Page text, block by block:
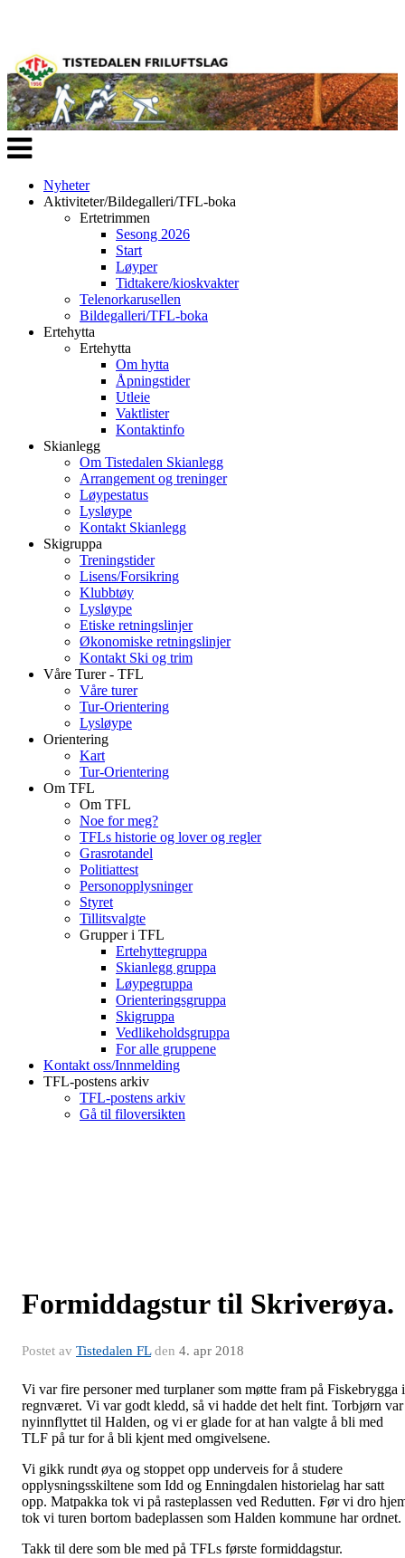
Veksle
navigasjon
Nyheter
Aktiviteter/Bildegalleri/TFL-boka
Ertetrimmen
Sesong 2026
Start
Løyper
Tidtakere/kioskvakter
Telenorkarusellen
Bildegalleri/TFL-boka
Ertehytta
Ertehytta
Om hytta
Åpningstider
Utleie
Vaktlister
Kontaktinfo
Skianlegg
Om Tistedalen Skianlegg
Arrangement og treninger
Løypestatus
Lysløype
Kontakt Skianlegg
Skigruppa
Treningstider
Lisens/Forsikring
Klubbtøy
Lysløype
Etiske retningslinjer
Økonomiske retningslinjer
Kontakt Ski og trim
Våre Turer - TFL
Våre turer
Tur-Orientering
Lysløype
Orientering
Kart
Tur-Orientering
Om TFL
Om TFL
Noe for meg?
TFLs historie og lover og regler
Grasrotandel
Politiattest
Personopplysninger
Styret
Tillitsvalgte
Grupper i TFL
Ertehyttegruppa
Skianlegg gruppa
Løypegruppa
Orienteringsgruppa
Skigruppa
Vedlikeholdsgruppa
For alle gruppene
Kontakt oss/Innmelding
TFL-postens arkiv
TFL-postens arkiv
Gå til filoversikten
Formiddagstur til Skriverøya.
Postet av Tistedalen FLden 4. apr 2018
Vi var fire personer med turplaner som møtte fram på Fiskebrygga i
regnværet. Vi var godt kledd, så vi hadde det helt fint. Torbjørn var
nyinnflyttet til Halden, og vi er glade for at han valgte å bli med
TLF på tur for å bli kjent med omgivelsene.
Vi gikk rundt øya og stoppet opp underveis for å studere
opplysningsskiltene som Idd og Enningdalen historielag har satt
opp. Matpakka tok vi på rasteplassen ved Redutten. Før vi dro
tok vi turen bortom badeplassen som Halden kommune har ordnet.
Takk til dere som ble med på TFLs første formiddagstur.